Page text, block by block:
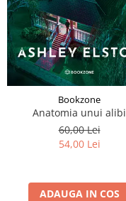
Bookzone
Anatomia unui alibi
60,00 Lei
54,00 Lei
ADAUGA IN COS